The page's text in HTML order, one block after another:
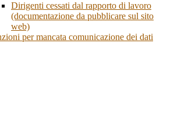
Dirigenti cessati dal rapporto di lavoro
(documentazione da pubblicare sul sito
web)
per mancata comunicazione dei dati